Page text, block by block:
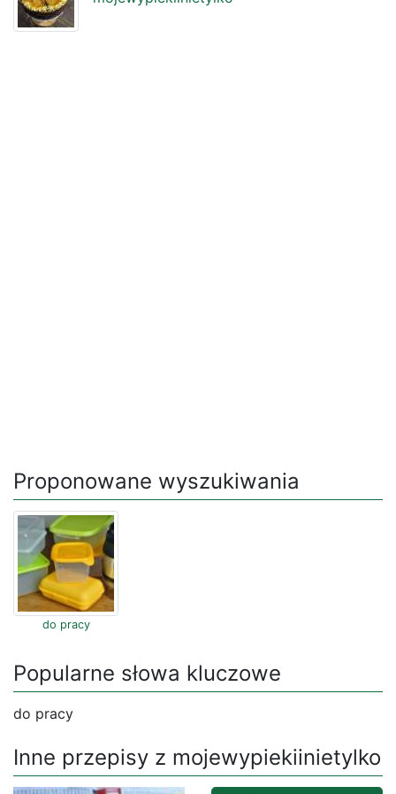
Proponowane wyszukiwania
do pracy
Popularne słowa kluczowe
do pracy
Inne przepisy z mojewypiekiinietylko